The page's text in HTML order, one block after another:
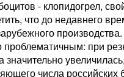
- клопидогрел,
что до недавнего
при
числа российских